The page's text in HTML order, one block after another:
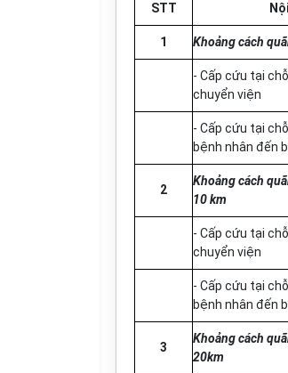
STT
1 Khoảng cách
- Cấp cứu tại
chuyển viện
- Cấp cứu tại
bệnh nhân đến
2
Khoảng cách
10 km
- Cấp cứu tại
chuyển viện
- Cấp cứu tại
bệnh nhân đến
3
Khoảng cách
20km